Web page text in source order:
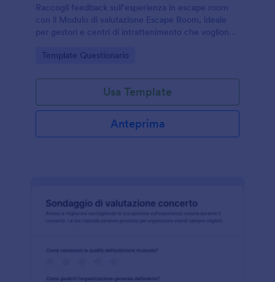
Raccogli feedback sull’esperienza in escape room
con il Modulo di valutazione Escape Room, ideale
per gestori e centri di intrattenimento che vogliono
raccolta dati online.
Go to Category:
Template Questionario
Usa Template
Anteprima